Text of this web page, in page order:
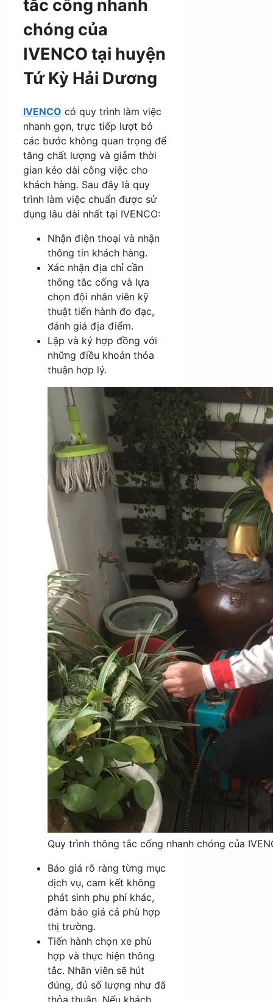
tắc cống nhanh
chóng của
IVENCO tại huyện
Tứ Kỳ Hải Dương
IVENCO có quy trình làm việc
nhanh gọn, trực tiếp lượt bỏ
các bước không quan trọng để
tăng chất lượng và giảm thời
gian kéo dài công việc cho
khách hàng. Sau đây là quy
trình làm việc chuẩn được sử
dụng lâu dài nhất tại IVENCO:
Nhận điện thoại và nhận
thông tin khách hàng.
Xác nhận địa chỉ cần
thông tắc cống và lựa
chọn đội nhân viên kỹ
thuật tiến hành đo đạc,
đánh giá địa điểm.
Lập và ký hợp đồng với
những điều khoản thỏa
thuận hợp lý.
Quy trình thông tắc cống nhanh chóng của
Báo giá rõ ràng từng mục
dịch vụ, cam kết không
phát sinh phụ phí khác,
đảm bảo giá cả phù hợp
thị trường.
Tiến hành chọn xe phù
hợp và thực hiện thông
tắc. Nhân viên sẽ hút
đúng, đủ số lượng như đã